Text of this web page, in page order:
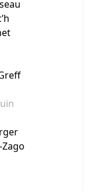
Zago